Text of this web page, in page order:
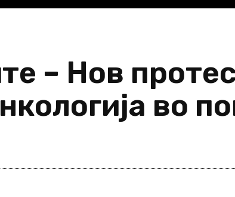
– Нов
во